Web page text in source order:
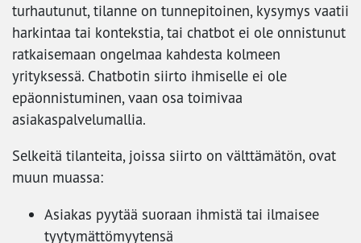
turhautunut, tilanne on tunnepitoinen, kysymys vaatii
harkintaa tai kontekstia, tai chatbot ei ole onnistunut
ratkaisemaan ongelmaa kahdesta kolmeen
yrityksessä. Chatbotin siirto ihmiselle ei ole
epäonnistuminen, vaan osa toimivaa
asiakaspalvelumallia.
Selkeitä tilanteita, joissa siirto on välttämätön, ovat
muun muassa:
Asiakas pyytää suoraan ihmistä tai ilmaisee
tyytymättömyytensä